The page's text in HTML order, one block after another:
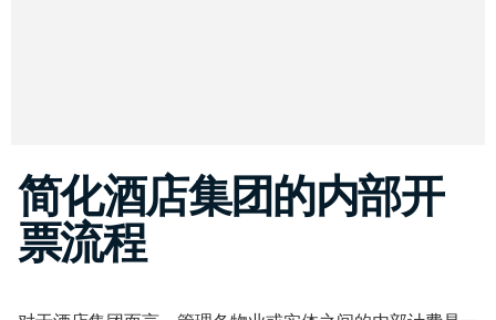
简化酒店集团的内部开
票流程